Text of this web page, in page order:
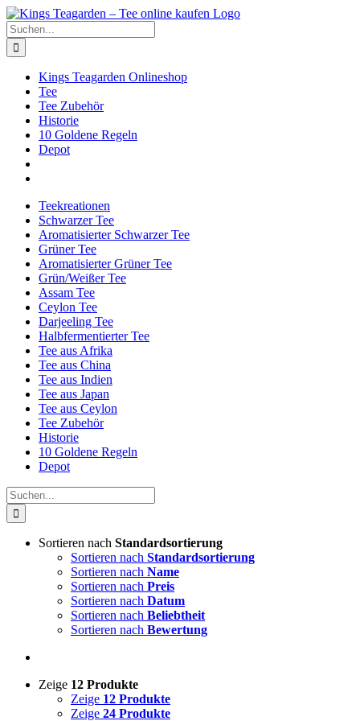
Zum
Inhalt
springen
Facebook
X
Instagram
Pinterest
Suche
nach:
Kings Teagarden Onlineshop
Tee
Tee Zubehör
Historie
10 Goldene Regeln
Depot
Teekreationen
Schwarzer Tee
Aromatisierter Schwarzer Tee
Grüner Tee
Aromatisierter Grüner Tee
Grün/Weißer Tee
Assam Tee
Ceylon Tee
Darjeeling Tee
Halbfermentierter Tee
Tee aus Afrika
Tee aus China
Tee aus Indien
Tee aus Japan
Tee aus Ceylon
Tee Zubehör
Historie
10 Goldene Regeln
Depot
Suche
nach:
Sortieren nach Standardsortierung
Sortieren nach Standardsortierung
Sortieren nach Name
Sortieren nach Preis
Sortieren nach Datum
Sortieren nach Beliebtheit
Sortieren nach Bewertung
Zeige 12 Produkte
Zeige 12 Produkte
Zeige 24 Produkte